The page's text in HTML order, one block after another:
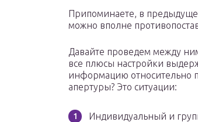
Припоминаете, в
можно вполне
Давайте проведем между
все плюсы настройки
информацию относительно
апертуры? Это ситуации:
Индивидуальный и